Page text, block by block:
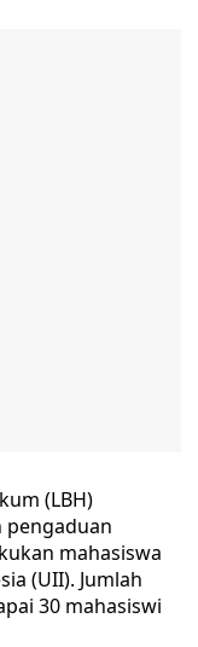
(LBH)
pengaduan
mahasiswa
(UII). Jumlah
30 mahasiswi